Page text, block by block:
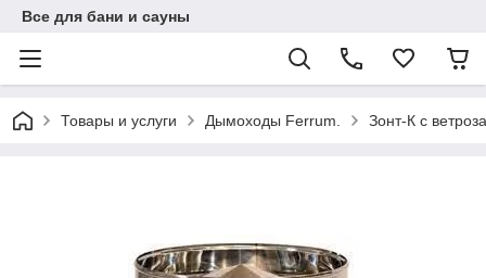
Все для бани и сауны
Товары и услуги Дымоходы Ferrum. Зонт-К с